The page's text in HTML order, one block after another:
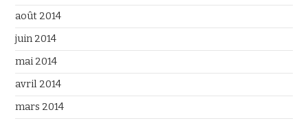
août 2014
juin 2014
mai 2014
avril 2014
mars 2014